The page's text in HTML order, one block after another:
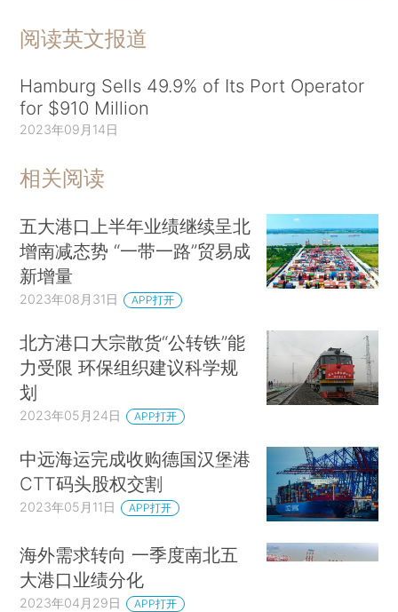
阅读英文报道
Hamburg Sells 49.9% of Its Port Operator
for $910 Million
2023年09月14日
相关阅读
五大港口上半年业绩继续呈北
增南减态势 “一带一路”贸易成
新增量
2023年08月31日 APP打开
北方港口大宗散货“公转铁”能
力受限 环保组织建议科学规
划
2023年05月24日 APP打开
中远海运完成收购德国汉堡港
CTT码头股权交割
2023年05月11日 APP打开
海外需求转向 一季度南北五
大港口业绩分化
2023年04月29日 APP打开